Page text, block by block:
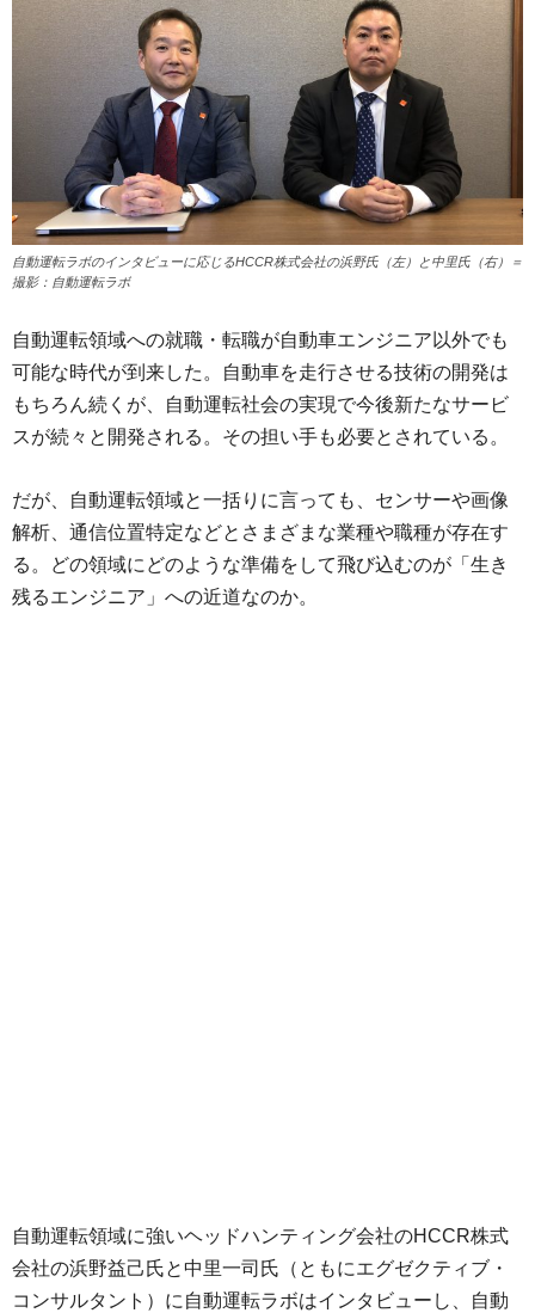
自動運転ラボのインタビューに応じるHCCR株式会社の浜野氏（左）と中里氏（右）＝
撮影：自動運転ラボ
自動運転領域への就職・転職が自動車エンジニア以外でも
可能な時代が到来した。自動車を走行させる技術の開発は
もちろん続くが、自動運転社会の実現で今後新たなサービ
スが続々と開発される。その担い手も必要とされている。
だが、自動運転領域と一括りに言っても、センサーや画像
解析、通信位置特定などとさまざまな業種や職種が存在す
る。どの領域にどのような準備をして飛び込むのが「生き
残るエンジニア」への近道なのか。
自動運転領域に強いヘッドハンティング会社のHCCR株式
会社の浜野益己氏と中里一司氏（ともにエグゼクティブ・
コンサルタント）に自動運転ラボはインタビューし、自動